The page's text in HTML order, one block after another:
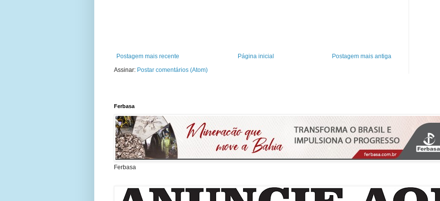
Postagem mais recente Postagem mais antiga
Página inicial
Assinar: Postar comentários (Atom)
Ferbasa
Ferbasa